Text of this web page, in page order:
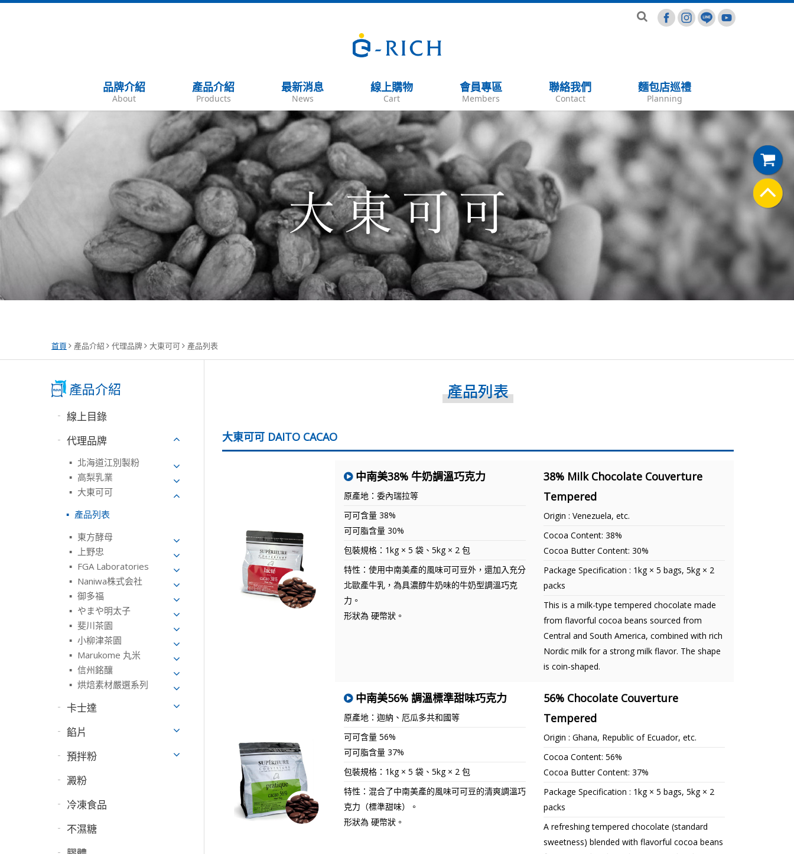
品牌介紹 產品介紹 最新消息 線上購物 會員專區 聯絡我們 麵包店巡禮
首頁 產品介紹 代理品牌 大東可可 產品列表
線上目錄
代理品牌
北海道江別製粉
高梨乳業
大東可可
產品列表
東方酵母
上野忠
FGA Laboratories
Naniwa株式会社
御多福
やまや明太子
斐川茶園
小柳津茶園
Marukome 丸米
信州銘釀
烘焙素材嚴選系列
卡士達
餡片
預拌粉
澱粉
冷凍食品
不濕糖
產品列表
大東可可 DAITO CACAO
中南美38% 牛奶調溫巧克力
原產地：委內瑞拉等
可可含量 38%
可可脂含量 30%
包裝規格：1kg × 5 袋、5kg × 2 包
特性：使用中南美產的風味可可豆外，還加入充分
北歐產牛乳，為具濃醇牛奶味的牛奶型調溫巧克
力。
形狀為 硬幣狀。
38% Milk Chocolate Couverture
Tempered
Origin : Venezuela, etc.
Cocoa Content: 38%
Cocoa Butter Content: 30%
Package Specification : 1kg × 5 bags, 5kg × 2
packs
This is a milk-type tempered chocolate made
from flavorful cocoa beans sourced from
Central and South America, combined with rich
Nordic milk for a strong milk flavor. The shape
is coin-shaped.
中南美56% 調溫標準甜味巧克力
原產地：迦納、厄瓜多共和國等
可可含量 56%
可可脂含量 37%
包裝規格：1kg × 5 袋、5kg × 2 包
特性：混合了中南美產的風味可可豆的清爽調溫巧
克力（標準甜味）。
形狀為 硬幣狀。
56% Chocolate Couverture
Tempered
Origin : Ghana, Republic of Ecuador, etc.
Cocoa Content: 56%
Cocoa Butter Content: 37%
Package Specification : 1kg × 5 bags, 5kg × 2
packs
A refreshing tempered chocolate (standard
sweetness) blended with flavorful cocoa beans